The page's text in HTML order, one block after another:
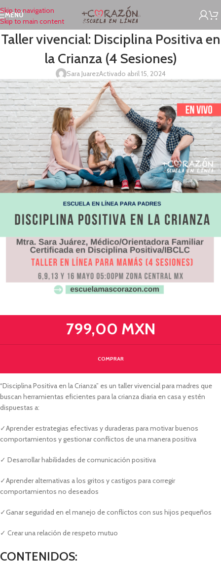
Skip to navigation
Skip to main content
MENÚ
Taller vivencial: Disciplina Positiva en
la Crianza (4 Sesiones)
Sara JuarezActivado abril 15, 2024
799,00 MXN
COMPRAR
“Disciplina Positiva en la Crianza” es un taller vivencial para madres que
buscan herramientas eficientes para la crianza diaria en casa y estén
dispuestas a:
✓Aprender estrategias efectivas y duraderas para motivar buenos
comportamientos y gestionar conflictos de una manera positiva
✓ Desarrollar habilidades de comunicación positiva
✓Aprender alternativas a los gritos y castigos para corregir
comportamientos no deseados
✓Ganar seguridad en el manejo de conflictos con sus hijos pequeños
✓ Crear una relación de respeto mutuo
CONTENIDOS: